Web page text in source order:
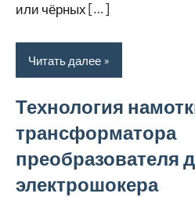
или чёрных […]
Читать далее
Технология
трансформатора
преобразователя
электрошокера